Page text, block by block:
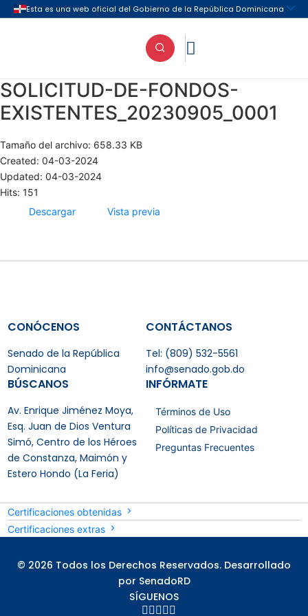

SOLICITUD-DE-FONDOS-
EXISTENTES_20230905_0001
Tamaño del archivo: 658.33 KB
Created: 04-03-2024
Updated: 04-03-2024
Hits: 151
Descargar
Vista previa
CONÓCENOS
Senado de la República
Dominicana
CONTÁCTANOS
Tel: (809) 532-5561
info@senado.gob.do
BÚSCANOS
Av. Enrique Jiménez Moya,
Esq. Juan de Dios Ventura
Simó, Centro de los Héroes
de Constanza, Maimón y
Estero Hondo (La Feria)
INFÓRMATE
Términos de Uso
Políticas de Privacidad
Preguntas Frecuentes
Certificaciones obtenidas
Certificaciones extras
© 2026 Todos los Derechos Reservados. Desarrollado
por SenadoRD
SÍGUENOS
    